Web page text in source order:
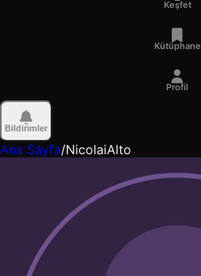
Keşfet
Kütüphane
Profil
Bildirimler
Ana Sayfa/NicolaiAlto